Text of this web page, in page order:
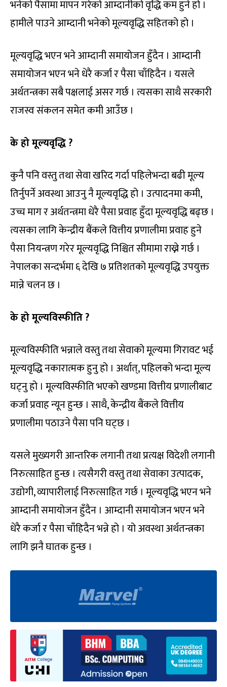
भनेको पैसामा मापन गरेको आम्दानीको वृद्धि कम हुने हो ।
हामीले पाउने आम्दानी भनेको मूल्यवृद्धि सहितको हो ।
मूल्यवृद्धि भएन भने आम्दानी समायोजन हुँदैन । आम्दानी
समायोजन भएन भने धेरै कर्जा र पैसा चाँहिदैन । यसले
अर्थतन्त्रका सबै पक्षलाई असर गर्छ । त्यसका साथै सरकारी
राजस्व संकलन समेत कमी आउँछ ।
के हो मूल्यवृद्धि ?
कुनै पनि वस्तु तथा सेवा खरिद गर्दा पहिलेभन्दा बढी मूल्य
तिर्नुपर्ने अवस्था आउनु नै मूल्यवृद्धि हो । उत्पादनमा कमी,
उच्च माग र अर्थतन्त्रमा धेरै पैसा प्रवाह हुँदा मूल्यवृद्धि बढ्छ ।
त्यसका लागि केन्द्रीय बैंकले वित्तीय प्रणालीमा प्रवाह हुने
पैसा नियन्त्रण गरेर मूल्यवृद्धि निश्चित सीमामा राख्ने गर्छ ।
नेपालका सन्दर्भमा ६ देखि ७ प्रतिशतको मूल्यवृद्धि उपयुक्त
मान्ने चलन छ ।
के हो मूल्यविस्फीति ?
मूल्यविस्फीति भन्नाले वस्तु तथा सेवाको मूल्यमा गिरावट भई
मूल्यवृद्धि नकारात्मक हुनु हो । अर्थात्, पहिलको भन्दा मूल्य
घट्नु हो । मूल्यविस्फीति भएको खण्डमा वित्तीय प्रणालीबाट
कर्जा प्रवाह न्यून हुन्छ । साथै, केन्द्रीय बैंकले वित्तीय
प्रणालीमा पठाउने पैसा पनि घट्छ ।
यसले मुख्यगरी आन्तरिक लगानी तथा प्रत्यक्ष विदेशी लगानी
निरुत्साहित हुन्छ । त्यसैगरी वस्तु तथा सेवाका उत्पादक,
उद्योगी, व्यापारीलाई निरुत्साहित गर्छ । मूल्यवृद्धि भएन भने
आम्दानी समायोजन हुँदैन । आम्दानी समायोजन भएन भने
धेरै कर्जा र पैसा चाँहिदैन भन्ने हो । यो अवस्था अर्थतन्त्रका
लागि झनै घातक हुन्छ ।